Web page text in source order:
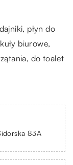
płyn do
biurowe,
do toalet
83A